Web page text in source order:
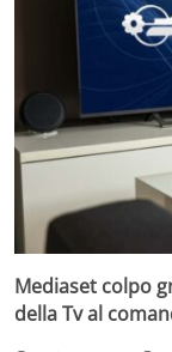
Mediaset colpo
della Tv al